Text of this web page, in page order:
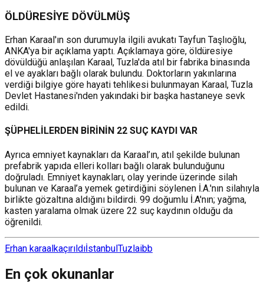
ÖLDÜRESİYE DÖVÜLMÜŞ
Erhan Karaal'ın son durumuyla ilgili avukatı Tayfun Taşlıoğlu,
ANKA'ya bir açıklama yaptı. Açıklamaya göre, öldüresiye
dövüldüğü anlaşılan Karaal, Tuzla'da atıl bir fabrika binasında
el ve ayakları bağlı olarak bulundu. Doktorların yakınlarına
verdiği bilgiye göre hayati tehlikesi bulunmayan Karaal, Tuzla
Devlet Hastanesi'nden yakındaki bir başka hastaneye sevk
edildi.
ŞÜPHELİLERDEN BİRİNİN 22 SUÇ KAYDI VAR
Ayrıca emniyet kaynakları da Karaal’ın, atıl şekilde bulunan
prefabrik yapıda elleri kolları bağlı olarak bulunduğunu
doğruladı. Emniyet kaynakları, olay yerinde üzerinde silah
bulunan ve Karaal’a yemek getirdiğini söylenen İ.A.'nın silahıyla
birlikte gözaltına aldığını bildirdi. 99 doğumlu İ.A'nın; yağma,
kasten yaralama olmak üzere 22 suç kaydının olduğu da
öğrenildi.
Erhan karaalkaçırıldıİstanbulTuzlaibb
En çok okunanlar